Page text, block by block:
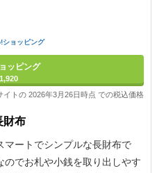
ショッピング
ッピング
トの 2026年3月26日時点 での税込価格
財布
マートでシンプルな長財布で
でお札や小銭を取り出しやす